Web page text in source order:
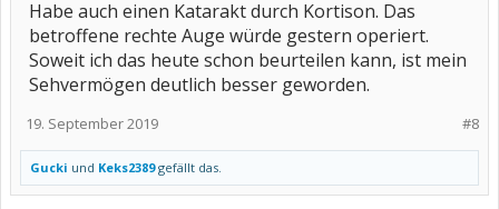
Habe auch einen Katarakt durch Kortison. Das
betroffene rechte Auge würde gestern operiert.
Soweit ich das heute schon beurteilen kann, ist mein
Sehvermögen deutlich besser geworden.
#8
19. September 2019
Gucki und Keks2389gefällt das.